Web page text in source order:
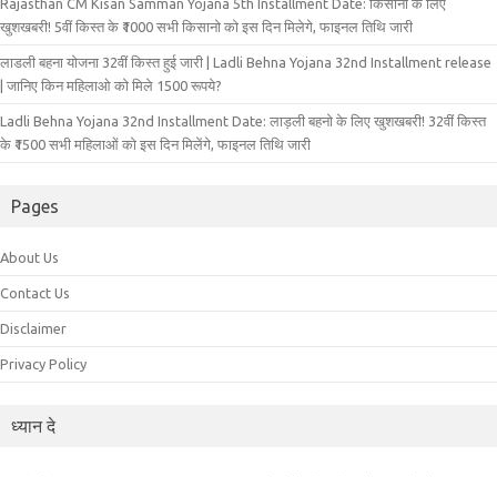
Rajasthan CM Kisan Samman Yojana 5th Installment Date: किसानो के लिए
खुशखबरी! 5वीं किस्त के ₹1000 सभी किसानो को इस दिन मिलेगे, फाइनल तिथि जारी
लाडली बहना योजना 32वीं किस्त हुई जारी | Ladli Behna Yojana 32nd Installment release
| जानिए किन महिलाओ को मिले 1500 रूपये?
Ladli Behna Yojana 32nd Installment Date: लाड़ली बहनो के लिए खुशखबरी! 32वीं किस्त
के ₹1500 सभी महिलाओं को इस दिन मिलेंगे, फाइनल तिथि जारी
Pages
About Us
Contact Us
Disclaimer
Privacy Policy
ध्यान दे